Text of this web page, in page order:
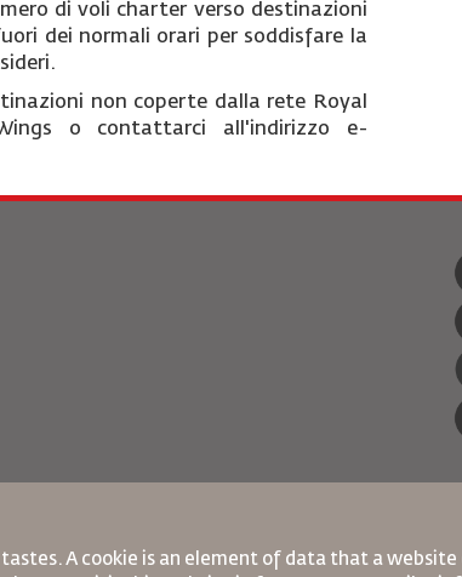
di voli charter verso destinazioni
dei normali orari per soddisfare la
non coperte dalla rete Royal
o contattarci all'indirizzo e-
A cookie is an element of data that a website